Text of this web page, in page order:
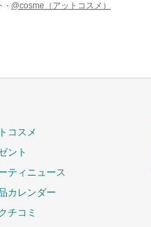
- @cosme（アットコスメ）
コスメ
ント
ティニュース
カレンダー
チコミ